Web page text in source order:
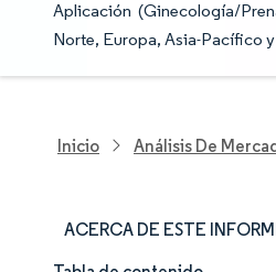
Aplicación (Ginecología/
Norte, Europa, Asia-Pacífico
Inicio Análisis De
ACERCA DE ESTE